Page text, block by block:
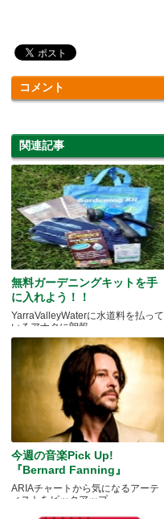
コメント
関連記事
無料ガーデニングキットを手
に入れよう！！
YarraValleyWaterに水道料を払って
いるアナタに朗報
今週の音楽Pick Up!
『Bernard Fanning』
ARIAチャートから気になるアーテ
ィストをピックアップ